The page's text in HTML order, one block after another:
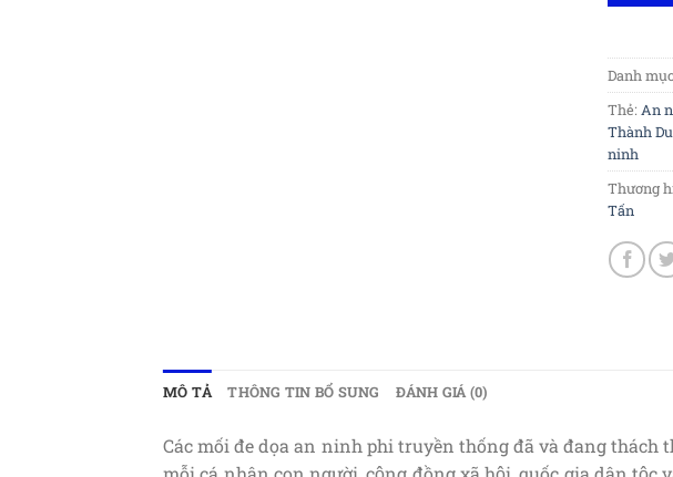
Danh
Thẻ: An
Thành
ninh
Thương
Tấn
MÔ TẢ THÔNG TIN BỔ SUNG ĐÁNH GIÁ (0)
Các mối đe dọa an ninh phi truyền thống đã và đang